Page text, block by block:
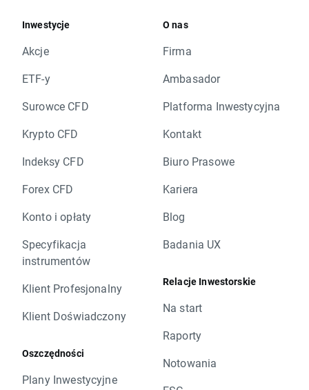
Inwestycje
Akcje
ETF-y
Surowce CFD
Krypto CFD
Indeksy CFD
Forex CFD
Konto i opłaty
Specyfikacja
instrumentów
Klient Profesjonalny
Klient Doświadczony
Oszczędności
Plany Inwestycyjne
O nas
Firma
Ambasador
Platforma Inwestycyjna
Kontakt
Biuro Prasowe
Kariera
Blog
Badania UX
Relacje Inwestorskie
Na start
Raporty
Notowania